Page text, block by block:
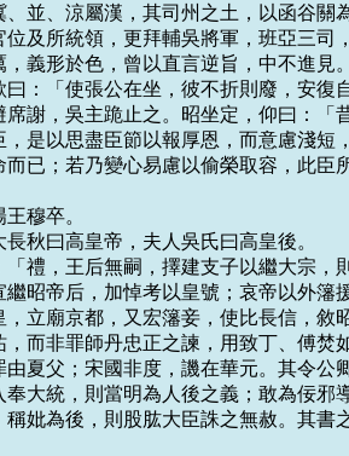
並、涼屬漢，其司州之土，以函谷關
位及所統領，更拜輔吳將軍，班亞三司
，義形於色，曾以直言逆旨，中不進見
：「使張公在坐，彼不折則廢，安復
席謝，吳主跪止之。昭坐定，仰曰：「
是以思盡臣節以報厚恩，而意慮淺短
已；若乃變心易慮以偷榮取容，此臣
王穆卒。
長秋曰高皇帝，夫人吳氏曰高皇後。
「禮，王后無嗣，擇建支子以繼大宗
昭帝后，加悼考以皇號；哀帝以外籓
立廟京都，又宏籓妾，使比長信，敘
，而非罪師丹忠正之諫，用致丁、傅焚
夏父；宋國非度，譏在華元。其令公
大統，則當明為人後之義；敢為佞邪
妣為後，則股肱大臣誅之無赦。其書